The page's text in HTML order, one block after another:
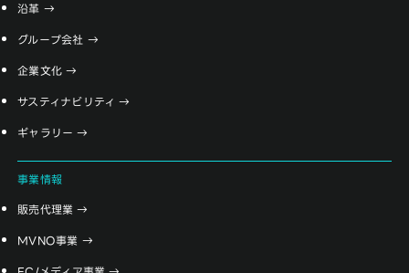
沿革
グループ会社
企業文化
サスティナビリティ
ギャラリー
事業情報
販売代理業
MVNO事業